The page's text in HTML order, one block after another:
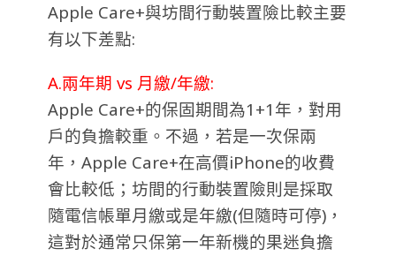
Apple Care+與坊間行動裝置險比較主要
有以下差點:
A.兩年期 vs 月繳/年繳:
Apple Care+的保固期間為1+1年，對用
戶的負擔較重。不過，若是一次保兩
年，Apple Care+在高價iPhone的收費
會比較低；坊間的行動裝置險則是採取
隨電信帳單月繳或是年繳(但隨時可停)，
這對於通常只保第一年新機的果迷負擔